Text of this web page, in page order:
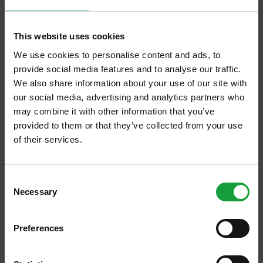
This website uses cookies
We use cookies to personalise content and ads, to
provide social media features and to analyse our traffic.
We also share information about your use of our site with
our social media, advertising and analytics partners who
may combine it with other information that you’ve
provided to them or that they’ve collected from your use
of their services.
Selection
Necessary
Preferences
Center Lavazza attraverso l'Italia dei caffè,
presenterà una ricerca storica alla riscoperta
di cinque ricette tipiche delle regioni italiane.
Durante la manifestazione la caffetteria dello
stand Lavazza sarà aperta al pubblico, per
consentire ai visitatori di gustare i prodotti
tradizionali, ma soprattutto di provare
proposte prima, che attingono a elementi
regioni italiane servito con cioccolata, panna,
ISCRIVITI ALLA NEWSLETTER
Resta aggiornato su tutte le ultime novita nel campo